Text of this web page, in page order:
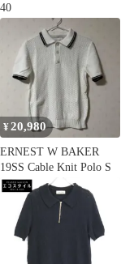
40
¥20,980
ERNEST W BAKER
19SS Cable Knit Polo S